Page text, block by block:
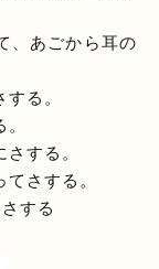
、あごから耳の
る。
する。
さする。
する